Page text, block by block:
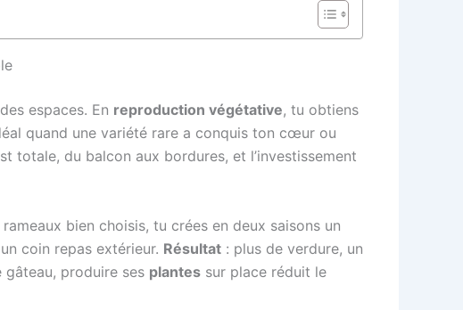
espaces. En reproduction végétative, tu obtiens
quand une variété rare a conquis ton cœur ou
totale, du balcon aux bordures, et l’investissement
bien choisis, tu crées en deux saisons un
coin repas extérieur. Résultat : plus de verdure, un
gâteau, produire ses plantes sur place réduit le